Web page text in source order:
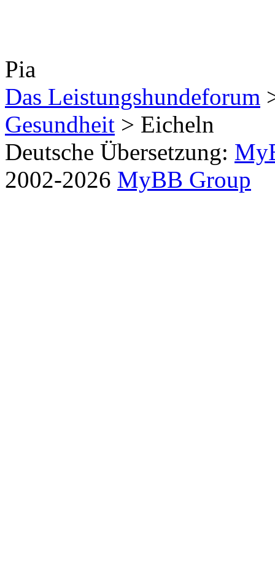
Pia
Das Leistungshundeforum
Gesundheit > Eicheln
Deutsche Übersetzung:
2002-2026 MyBB Group